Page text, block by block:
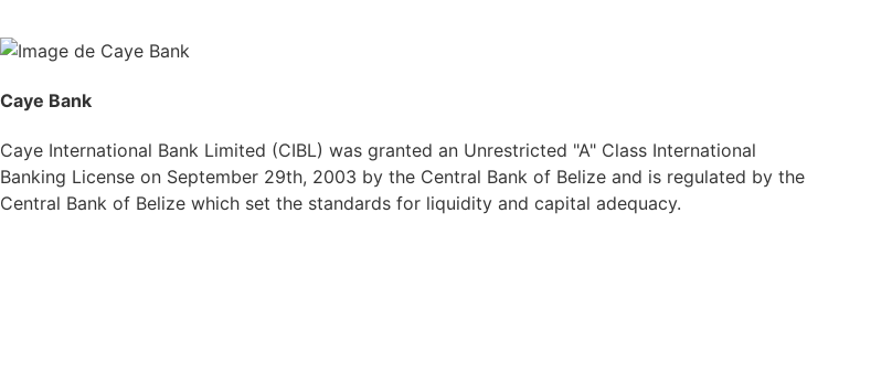
Caye Bank
Caye International Bank Limited (CIBL) was granted an Unrestricted "A" Class International
Banking License on September 29th, 2003 by the Central Bank of Belize and is regulated by the
Central Bank of Belize which set the standards for liquidity and capital adequacy.